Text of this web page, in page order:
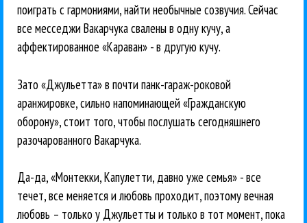
поиграть с гармониями, найти необычные созвучия. Сейчас
все месседжи Вакарчука свалены в одну кучу, а
аффектированное «Караван» - в другую кучу.
Зато «Джульетта» в почти панк-гараж-роковой
аранжировке, сильно напоминающей «Гражданскую
оборону», стоит того, чтобы послушать сегодняшнего
разочарованного Вакарчука.
Да-да, «Монтекки, Капулетти, давно уже семья» - все
течет, все меняется и любовь проходит, поэтому вечная
любовь – только у Джульетты и только в тот момент, пока